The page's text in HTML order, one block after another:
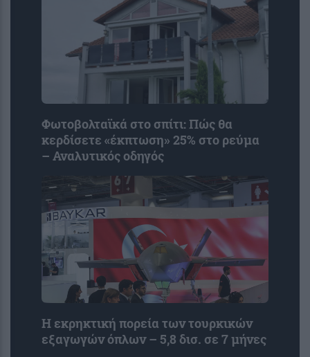
Φωτοβολταϊκά στο σπίτι: Πώς θα
κερδίσετε «έκπτωση» 25% στο ρεύμα
– Αναλυτικός οδηγός
Η εκρηκτική πορεία των τουρκικών
εξαγωγών όπλων – 5,8 δισ. σε 7 μήνες